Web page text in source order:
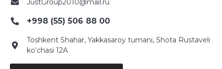
JustGroup2010@mail.ru
+998 (55) 506 88 00
Toshkent Shahar, Yakkasaroy tumani, Shota Rustaveli
ko‘chasi 12A